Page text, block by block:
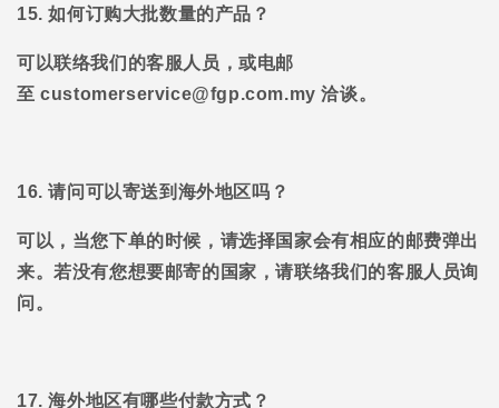
15. 如何订购大批数量的产品？
可以联络我们的客服人员，或电邮
至 customerservice@fgp.com.my 洽谈。
16. 请问可以寄送到海外地区吗？
可以，当您下单的时候，请选择国家会有相应的邮费弹出
来。若没有您想要邮寄的国家，请联络我们的客服人员询
问。
17. 海外地区有哪些付款方式？